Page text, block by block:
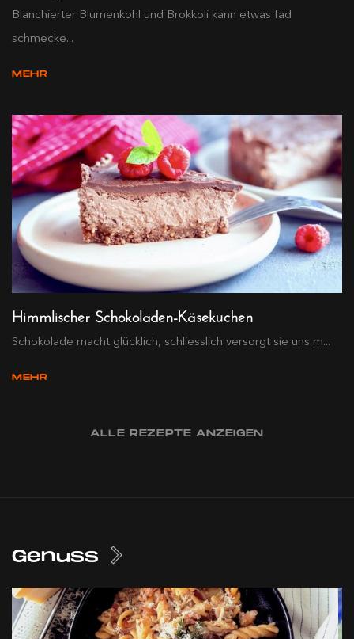
Blanchierter Blumenkohl und Brokkoli kann etwas fad
schmecke...
MEHR
Himmlischer Schokoladen-Käsekuchen
Schokolade macht glücklich, schliesslich versorgt sie uns m...
MEHR
ALLE REZEPTE ANZEIGEN
Genuss